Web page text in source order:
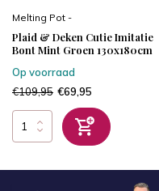
Melting Pot -
Plaid & Deken Cutie Imitatie
Bont Mint Groen 130x180cm
Op voorraad
€109,95 €69,95